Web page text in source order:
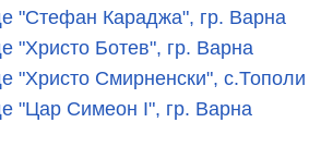
"Стефан Караджа", гр. Варна
"Христо Ботев", гр. Варна
"Христо Смирненски", с.Тополи
"Цар Симеон І", гр. Варна